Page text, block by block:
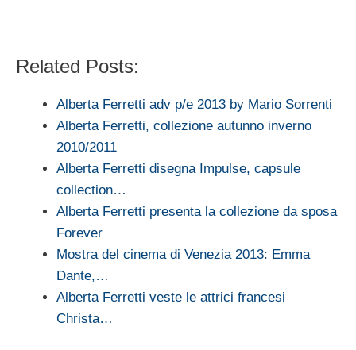
Related Posts:
Alberta Ferretti adv p/e 2013 by Mario Sorrenti
Alberta Ferretti, collezione autunno inverno
2010/2011
Alberta Ferretti disegna Impulse, capsule
collection…
Alberta Ferretti presenta la collezione da sposa
Forever
Mostra del cinema di Venezia 2013: Emma
Dante,…
Alberta Ferretti veste le attrici francesi
Christa…